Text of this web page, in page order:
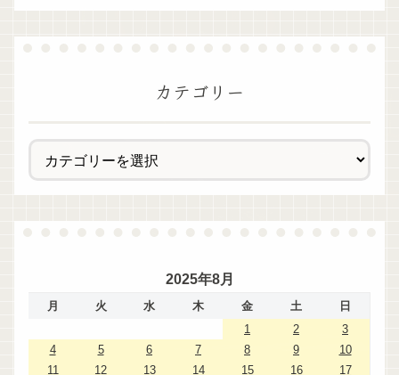
カテゴリー
2025年8月
月 火 水 木 金 土
日
1
2
3
4
5 6 7 8 9
10
11
12 13 14 15 16
17